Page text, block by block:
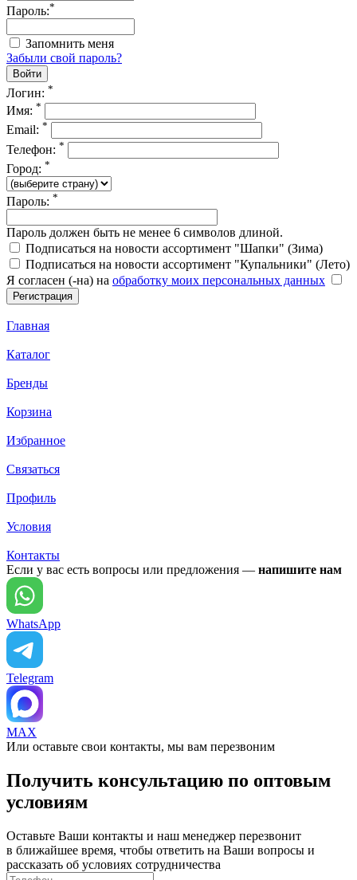
Пароль:*
Запомнить меня
Забыли свой пароль?
Логин: *
Имя: *
Email: *
Телефон: *
Город: *
Пароль: *
Пароль должен быть не менее 6 символов длиной.
Подписаться на новости ассортимент "Шапки" (Зима)
Подписаться на новости ассортимент "Купальники" (Лето)
Я согласен (-на) на обработку моих персональных данных
Главная
Каталог
Бренды
Корзина
Избранное
Связаться
Профиль
Условия
Контакты
Если у вас есть вопросы или предложения — напишите нам
WhatsApp
Telegram
MAX
Или оставьте свои контакты, мы вам перезвоним
Получить консультацию по оптовым
условиям
Оставьте Ваши контакты и наш менеджер перезвонит
в ближайшее время, чтобы ответить на Ваши вопросы и
рассказать об условиях сотрудничества